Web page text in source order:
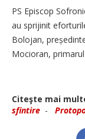
PS Episcop
au sprijinit
Bolojan,
Mocioran,
Citeşte mai
sfintire -